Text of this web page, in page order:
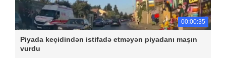
00:00:35
Piyada keçidindən istifadə etməyən piyadanı maşın
vurdu